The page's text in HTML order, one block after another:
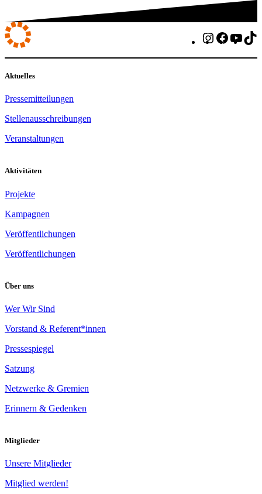
Instagram
Aktuelles
Pressemitteilungen
Stellenausschreibungen
Veranstaltungen
Aktivitäten
Projekte
Kampagnen
Veröffentlichungen
Veröffentlichungen
Über uns
Wer Wir Sind
Vorstand & Referent*innen
Pressespiegel
Satzung
Netzwerke & Gremien
Erinnern & Gedenken
Mitglieder
Unsere Mitglieder
Mitglied werden!